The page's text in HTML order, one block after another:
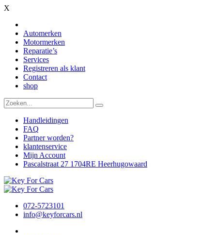
X
Automerken
Motormerken
Reparatie’s
Services
Registreren als klant
Contact
shop
Handleidingen
FAQ
Partner worden?
klantenservice
Mijn Account
Pascalstraat 27 1704RE Heerhugowaard
072-5723101
info@keyforcars.nl